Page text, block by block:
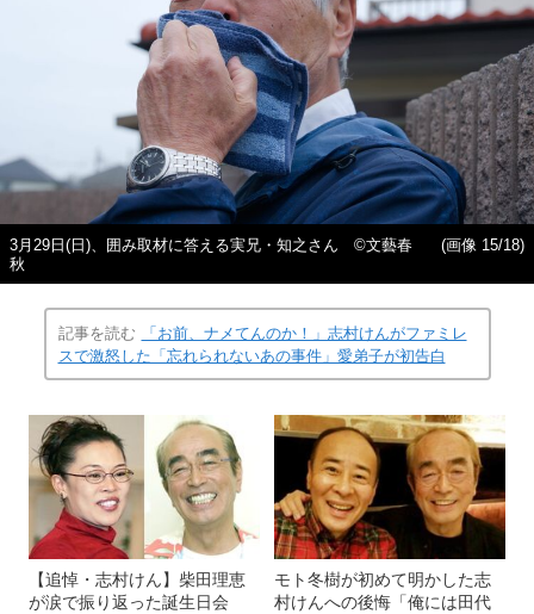
3月29日(日)、囲み取材に答える実兄・知之さん ©文藝春
秋
(画像 15/18)
記事を読む
「お前、ナメてんのか！」志村けんがファミレ
スで激怒した「忘れられないあの事件」愛弟子が初告白
【追悼・志村けん】柴田理恵
が涙で振り返った誕生日会
モト冬樹が初めて明かした志
村けんへの後悔「俺には田代